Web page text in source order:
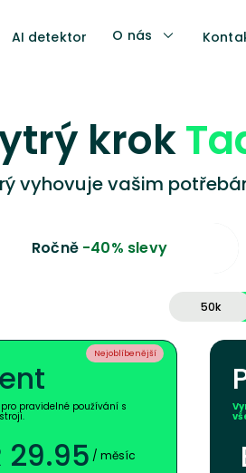
AI detektor O nás
krok
vyhovuje vašim
Ročně -40% slevy
50k
Nejoblíbenější
pravidelné používání s
29.95 / měsíc